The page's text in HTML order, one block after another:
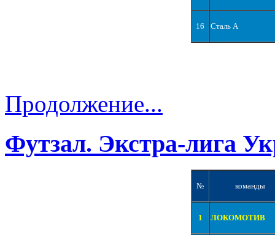
16 Сталь А
Продолжение...
Футзал. Экстра-лига
№ команды
1 ЛОКОМОТИВ